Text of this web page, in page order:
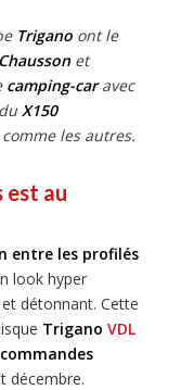
Triganoont le
Chaussonet
camping-caravec
X150
les autres.
est au
entre les profilés
look hyper
détonnant. Cette
Trigano VDL
décembre.